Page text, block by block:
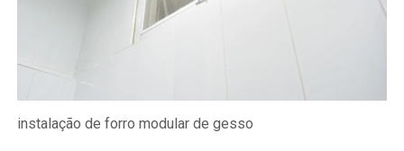
instalação de forro modular de gesso